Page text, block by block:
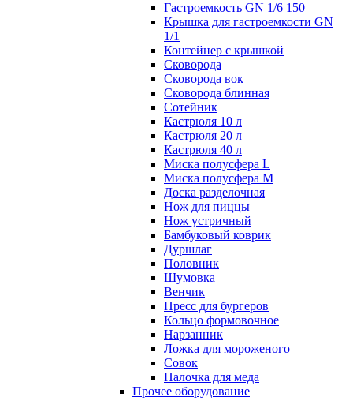
Гастроемкость GN 1/6 150
Крышка для гастроемкости GN
1/1
Контейнер с крышкой
Сковорода
Сковорода вок
Сковорода блинная
Сотейник
Кастрюля 10 л
Кастрюля 20 л
Кастрюля 40 л
Миска полусфера L
Миска полусфера M
Доска разделочная
Нож для пиццы
Нож устричный
Бамбуковый коврик
Дуршлаг
Половник
Шумовка
Венчик
Пресс для бургеров
Кольцо формовочное
Нарзанник
Ложка для мороженого
Совок
Палочка для меда
Прочее оборудование